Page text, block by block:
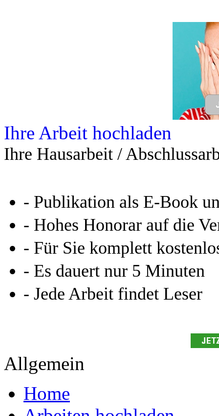
Ihre Arbeit hochladen
Ihre Hausarbeit /
- Publikation als E-Book
- Hohes Honorar auf die
- Für Sie komplett
- Es dauert nur 5 Minuten
- Jede Arbeit findet Leser
Allgemein
Home